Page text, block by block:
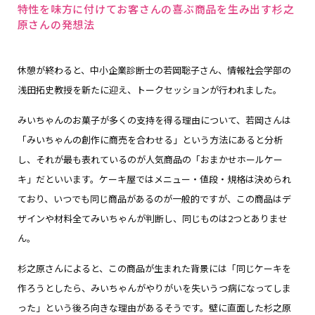
特性を味方に付けてお客さんの喜ぶ商品を生み出す杉之
原さんの発想法
休憩が終わると、中小企業診断士の若岡聡子さん、情報社会学部の
浅田拓史教授を新たに迎え、トークセッションが行われました。
みいちゃんのお菓子が多くの支持を得る理由について、若岡さんは
「みいちゃんの創作に商売を合わせる」という方法にあると分析
し、それが最も表れているのが人気商品の「おまかせホールケー
キ」だといいます。ケーキ屋ではメニュー・値段・規格は決められ
ており、いつでも同じ商品があるのが一般的ですが、この商品はデ
ザインや材料全てみいちゃんが判断し、同じものは2つとありませ
ん。
杉之原さんによると、この商品が生まれた背景には「同じケーキを
作ろうとしたら、みいちゃんがやりがいを失いうつ病になってしま
った」という後ろ向きな理由があるそうです。壁に直面した杉之原